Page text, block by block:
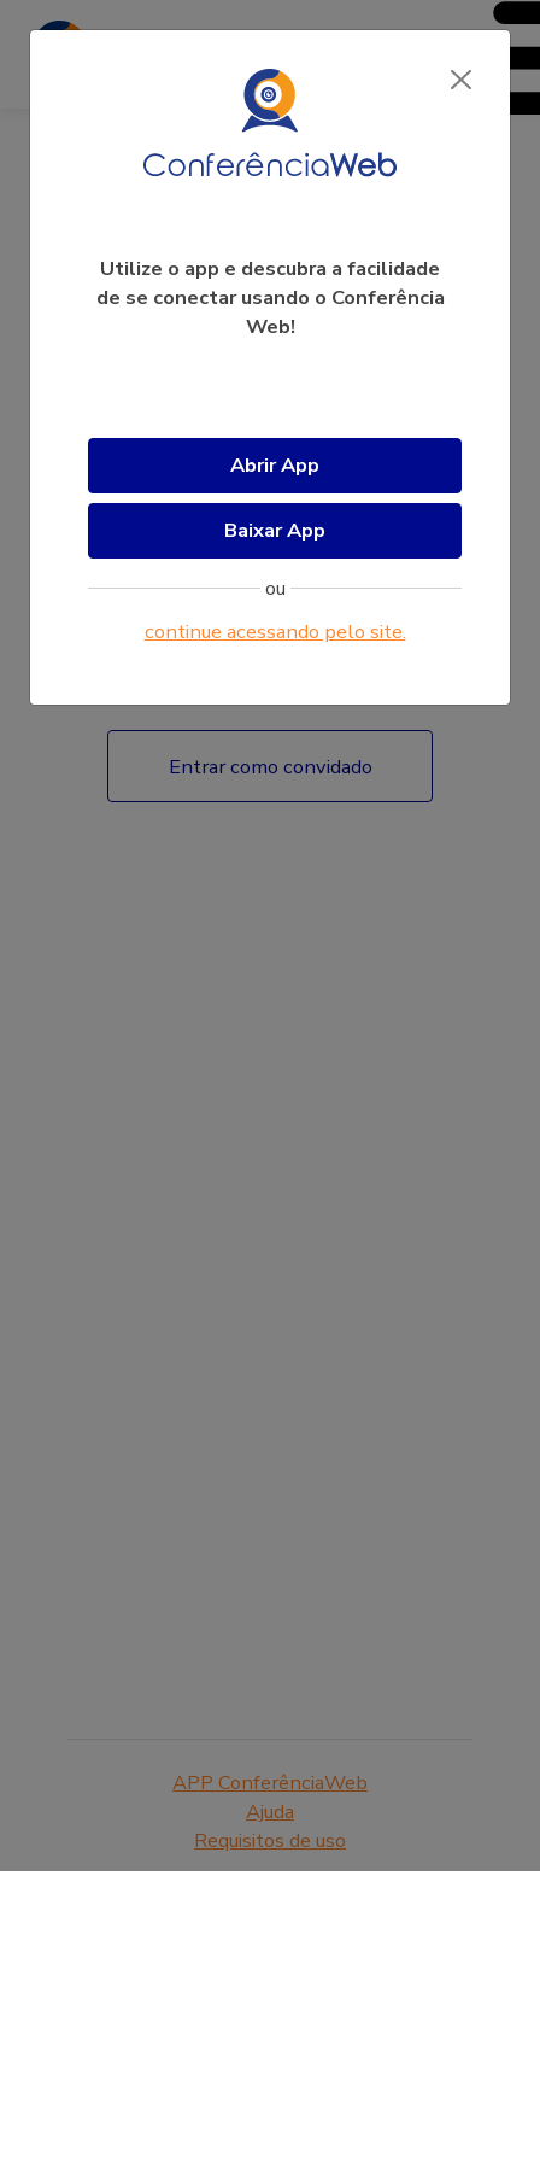
FERNANDO
A videoconferência ainda não começou.
Entrar como convidado
APP ConferênciaWeb
Ajuda
Requisitos de uso
Utilize o app e descubra a facilidade
de se conectar usando o Conferência
Web!
Abrir App
Baixar App
ou
continue acessando pelo site.